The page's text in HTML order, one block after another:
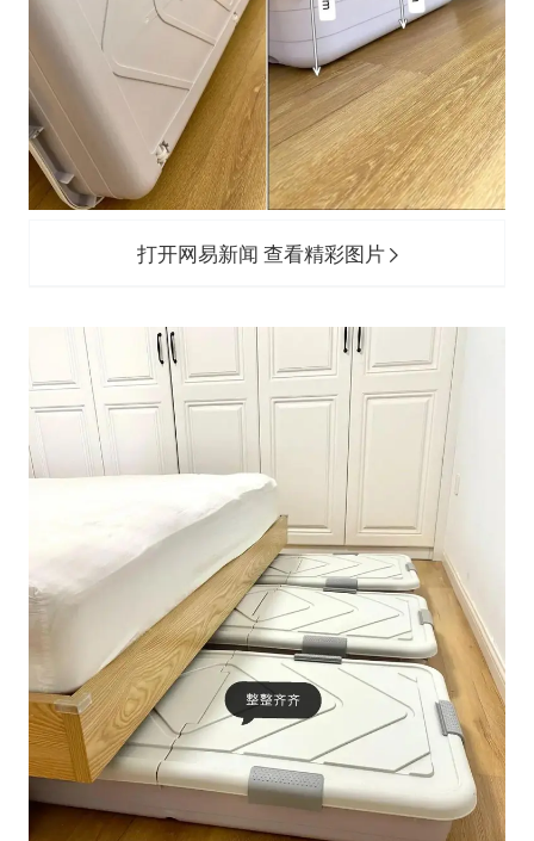
打开网易新闻 查看精彩图片